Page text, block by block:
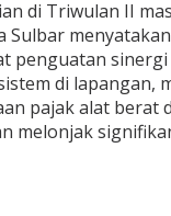
di Triwulan II
Sulbar
penguatan
di lapangan,
pajak alat berat
melonjak